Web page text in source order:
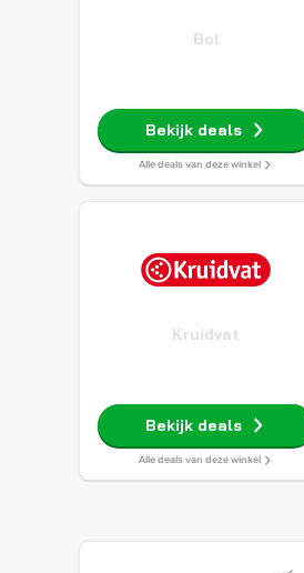
Bol
Bekijk deals
Alle deals van deze winkel
Kruidvat
Bekijk deals
Alle deals van deze winkel